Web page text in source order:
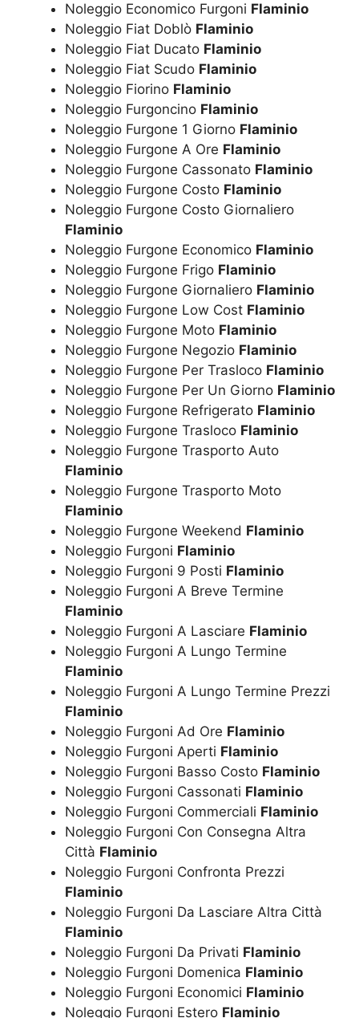
Noleggio Economico Furgoni Flaminio
Noleggio Fiat Doblò Flaminio
Noleggio Fiat Ducato Flaminio
Noleggio Fiat Scudo Flaminio
Noleggio Fiorino Flaminio
Noleggio Furgoncino Flaminio
Noleggio Furgone 1 Giorno Flaminio
Noleggio Furgone A Ore Flaminio
Noleggio Furgone Cassonato Flaminio
Noleggio Furgone Costo Flaminio
Noleggio Furgone Costo Giornaliero
Flaminio
Noleggio Furgone Economico Flaminio
Noleggio Furgone Frigo Flaminio
Noleggio Furgone Giornaliero Flaminio
Noleggio Furgone Low Cost Flaminio
Noleggio Furgone Moto Flaminio
Noleggio Furgone Negozio Flaminio
Noleggio Furgone Per Trasloco Flaminio
Noleggio Furgone Per Un Giorno Flaminio
Noleggio Furgone Refrigerato Flaminio
Noleggio Furgone Trasloco Flaminio
Noleggio Furgone Trasporto Auto
Flaminio
Noleggio Furgone Trasporto Moto
Flaminio
Noleggio Furgone Weekend Flaminio
Noleggio Furgoni Flaminio
Noleggio Furgoni 9 Posti Flaminio
Noleggio Furgoni A Breve Termine
Flaminio
Noleggio Furgoni A Lasciare Flaminio
Noleggio Furgoni A Lungo Termine
Flaminio
Noleggio Furgoni A Lungo Termine Prezzi
Flaminio
Noleggio Furgoni Ad Ore Flaminio
Noleggio Furgoni Aperti Flaminio
Noleggio Furgoni Basso Costo Flaminio
Noleggio Furgoni Cassonati Flaminio
Noleggio Furgoni Commerciali Flaminio
Noleggio Furgoni Con Consegna Altra
Città Flaminio
Noleggio Furgoni Confronta Prezzi
Flaminio
Noleggio Furgoni Da Lasciare Altra Città
Flaminio
Noleggio Furgoni Da Privati Flaminio
Noleggio Furgoni Domenica Flaminio
Noleggio Furgoni Economici Flaminio
Noleggio Furgoni Estero Flaminio